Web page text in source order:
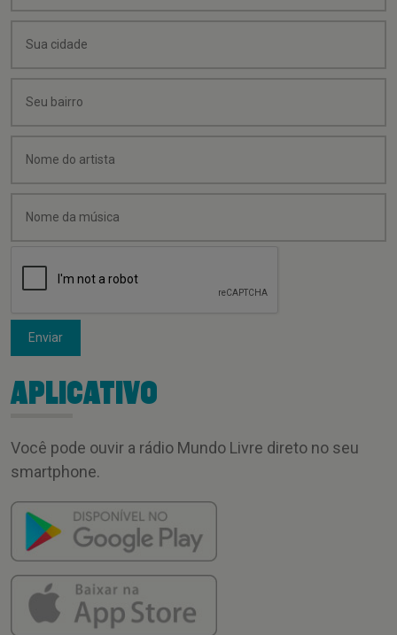
Enviar
APLICATIVO
Você pode ouvir a rádio Mundo Livre direto no seu
smartphone.